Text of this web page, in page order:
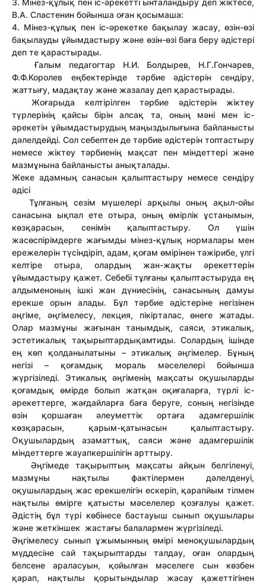
3. Мінез-құлық пен іс-әрекетті ынталандыру деп жіктесе,
В.А. Сластенин бойынша оған қосымаша:
4. Мінез-құлық пен іс-әрекетке бақылау жасау, өзін-өзі
бақылауды ұйымдастыру және өзін-өзі баға беру әдістері
деп те қарастырады.
Ғалым педагогтар Н.И. Болдырев, Н.Г.Гончарев,
Ф.Ф.Королев еңбектерінде тәрбие әдістерін сендіру,
жаттығу, мадақтау және жазалау деп қарастырады.
Жоғарыда келтірілген тәрбие әдістерін жіктеу
түрлерінің қайсы бірін алсақ та, оның мәні мен іс-
әрекетін ұйымдастырудың маңыздылығына байланысты
дәлелдейді. Сол себептен де тәрбие әдістерін топтастыру
немесе жіктеу тәрбиенің мақсат пен міндеттері және
мазмұнына байланысты анықталады.
Жеке адамның санасын қалыптастыру немесе сендіру
әдісі
Тұлғаның сезім мүшелері арқылы оның ақыл-ойы
санасына ықпал ете отыра, оның өмірлік ұстанымын,
көзқарасын, сенімін қалыптастыру. Ол үшін
жасөспірімдерге жағымды мінез-құлық нормалары мен
ережелерін түсіндіріп, адам, қоғам өмірінен тәжірибе, үлгі
келтіре отыра, олардың жан-жақты әрекеттерін
ұйымдастыру қажет. Себебі тұлғаны қалыптастыруда ең
алдыменоның ішкі жан дүниесінің, санасының дамуы
ерекше орын алады. Бұл тәрбие әдістеріне негізінен
әңгіме, әңгімелесу, лекция, пікірталас, өнеге жатады.
Олар мазмұны жағынан танымдық, саяси, этикалық,
эстетикалық тақырыптардықамтиды. Солардың ішінде
ең көп қолданылатыны – этикалық әңгімелер. Бұның
негізі – қоғамдық мораль мәселелері бойынша
жүргізіледі. Этикалық әңгіменің мақсаты оқушыларды
қоғамдық өмірде болып жатқан оқиғаларға, түрлі іс-
әрекеттерге, жағдайларға баға беруге, соның негізінде
өзін қоршаған әлеуметтік ортаға адамгершілік
көзқарасын, қарым-қатынасын қалыптастыру.
Оқушылардың азаматтық, саяси және адамгершілік
міндеттерге жауапкершілігін арттыру.
Әңгімеде тақырыптың мақсаты айқын белгіленуі,
мазмұны нақтылы фактілермен дәлелденуі,
оқушылардың жас ерекшелігін ескеріп, қарапйым тілмен
нақтылы өмірге қатысты мәселелер қозғалуы қажет.
Әдістің бұл түрі көбінесе бастауыш сынып оқушылары
және жеткіншек жастағы балалармен жүргізіледі.
Әңгімелесу сынып ұжымынның өмірі меноқушылардың
мүддесіне сай тақырыптарды талдау, оған олардың
белсене араласуын, қойылған мәселеге сын көзбен
қарап, нақтылы қорытындылар жасау қажеттігінен